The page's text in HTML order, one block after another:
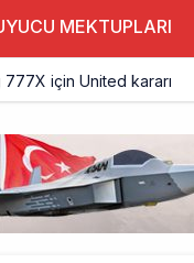
MEKTUPLARI
için United kararı
Ay’a çarptı
Nasıl Yolcu Olur?